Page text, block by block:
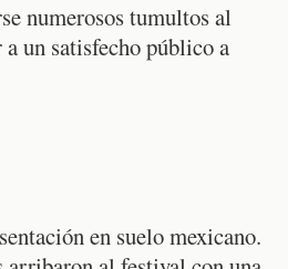
numerosos tumultos al
un satisfecho público a
en suelo mexicano.